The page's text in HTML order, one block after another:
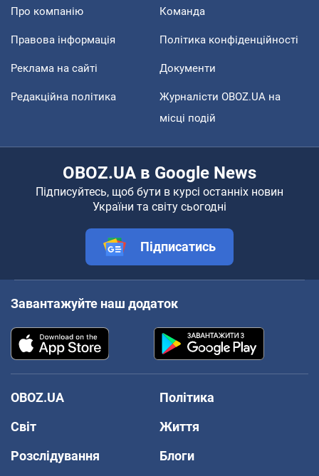
Про компанію Команда
Правова інформація Політика конфіденційності
Реклама на сайті Документи
Редакційна політика
Журналісти OBOZ.UA на
місці подій
OBOZ.UA в Google News
Підписуйтесь, щоб бути в курсі останніх новин
України та світу сьогодні
Підписатись
Завантажуйте наш додаток
OBOZ.UA
Політика
Світ
Життя
Розслідування
Блоги